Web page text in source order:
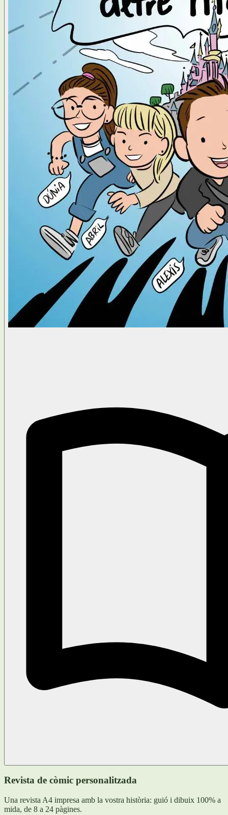
Revista de còmic personalitzada
Una revista A4 impresa amb la vostra història: guió i dibuix 100% a
mida, de 8 a 24 pàgines.